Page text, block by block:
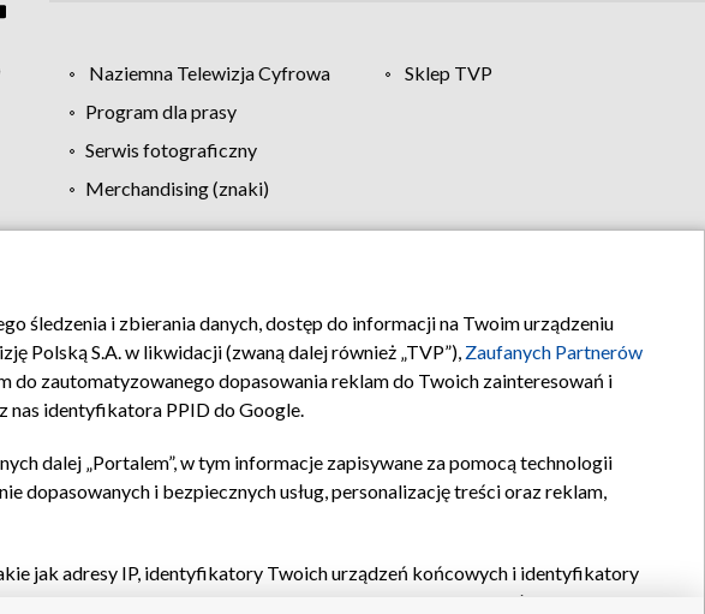
Naziemna Telewizja Cyfrowa
Sklep TVP
Program dla prasy
Serwis fotograficzny
Merchandising (znaki)
Pomoc Biuro reklamy Kontakt
śledzenia i zbierania danych, dostęp do informacji na Twoim urządzeniu
Polską S.A. w likwidacji (zwaną dalej również „TVP”), Zaufanych Partnerów
do zautomatyzowanego dopasowania reklam do Twoich zainteresowań i
nas identyfikatora PPID do Google.
dalej „Portalem”, w tym informacje zapisywane za pomocą technologii
i bezpiecznych usług, personalizację treści oraz reklam,
jak adresy IP, identyfikatory Twoich urządzeń końcowych i identyfikatory
oraz pozostałych